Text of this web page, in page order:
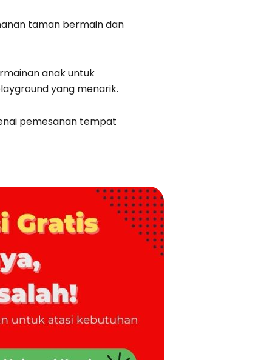
taman bermain dan
anak untuk
yang menarik.
pemesanan tempat